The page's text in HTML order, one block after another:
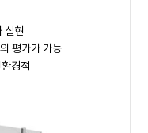
실현
평가가 가능
경적